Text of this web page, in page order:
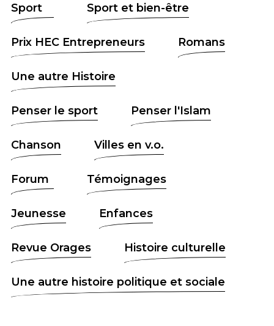
Sport Sport et bien-être
Prix HEC Entrepreneurs Romans
Une autre Histoire
Penser le sport Penser l'Islam
Chanson Villes en v.o.
Forum Témoignages
Jeunesse Enfances
Revue Orages Histoire culturelle
Une autre histoire politique et sociale